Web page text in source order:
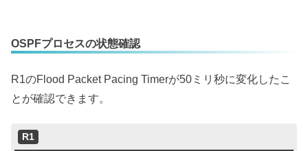
OSPFプロセスの状態確認
R1のFlood Packet Pacing Timerが50ミリ秒に変化したこ
とが確認できます。
R1